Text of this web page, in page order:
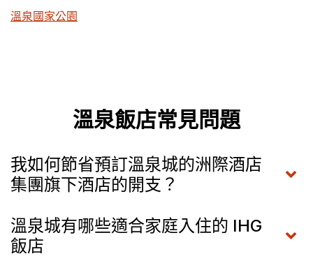
溫泉國家公園
溫泉飯店常見問題
我如何節省預訂溫泉城的洲際酒店
集團旗下酒店的開支？
溫泉城有哪些適合家庭入住的 IHG
飯店